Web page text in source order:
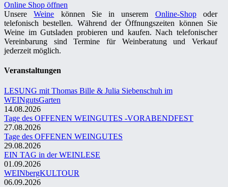
Online Shop öffnen
UnsereWeine können Sie in unserem Online-Shopoder
telefonisch bestellen. Während der Öffnungszeiten können Sie
Weine im Gutsladen probieren und kaufen. Nach telefonischer
Vereinbarung sind Termine für Weinberatung und Verkauf
jederzeit möglich.
Veranstaltungen
LESUNG mit Thomas Bille & Julia Siebenschuh im
WEINgutsGarten
14.08.2026
Tage des OFFENEN WEINGUTES -VORABENDFEST
27.08.2026
Tage des OFFENEN WEINGUTES
29.08.2026
EIN TAG in der WEINLESE
01.09.2026
WEINbergKULTOUR
06.09.2026